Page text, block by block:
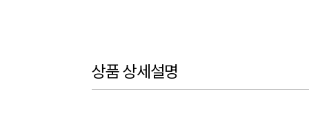
상품 상세설명